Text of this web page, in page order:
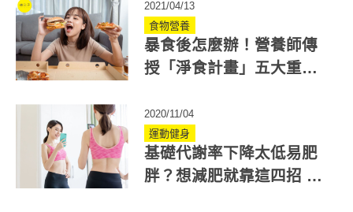
2021/04/13
食物營養
暴食後怎麼辦！營養師傳
授「淨食計畫」五大重點
2020/11/04
運動健身
基礎代謝率下降太低易肥
胖？想減肥就靠這四招 養